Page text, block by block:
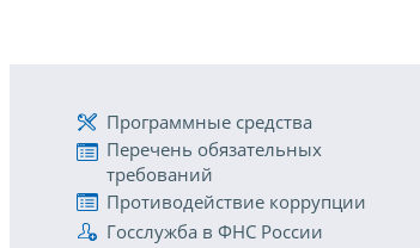
Программные средства
Перечень обязательных
требований
Противодействие коррупции
Госслужба в ФНС России